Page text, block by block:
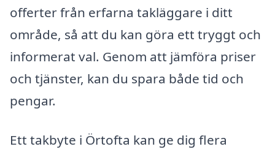
offerter från erfarna takläggare i ditt
område, så att du kan göra ett tryggt och
informerat val. Genom att jämföra priser
och tjänster, kan du spara både tid och
pengar.
Ett takbyte i Örtofta kan ge dig flera